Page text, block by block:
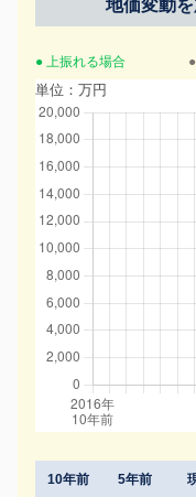
地価変動
● 上振れる場合
単位：万円
10年前 5年前